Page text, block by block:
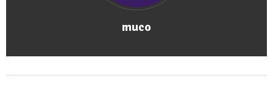
muco